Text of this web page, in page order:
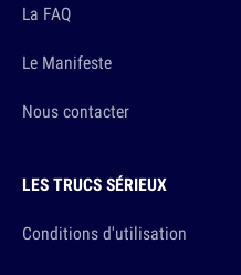
La FAQ
Le Manifeste
Nous contacter
LES TRUCS SÉRIEUX
Conditions d'utilisation